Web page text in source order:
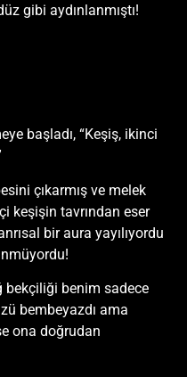
gibi aydınlanmıştı!
başladı, “Keşiş, ikinci
çıkarmış ve melek
keşişin tavrından eser
bir aura yayılıyordu
bekçiliği benim sadece
bembeyazdı ama
ona doğrudan